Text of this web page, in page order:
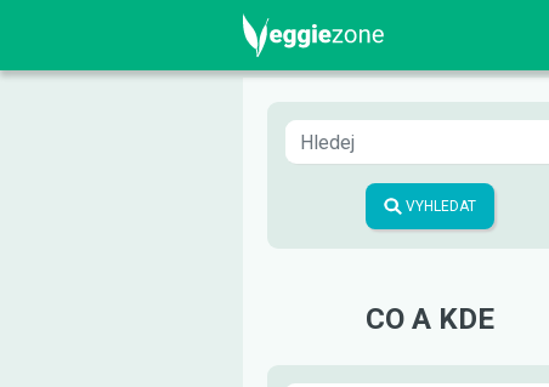
VYHLEDAT
CO A KDE